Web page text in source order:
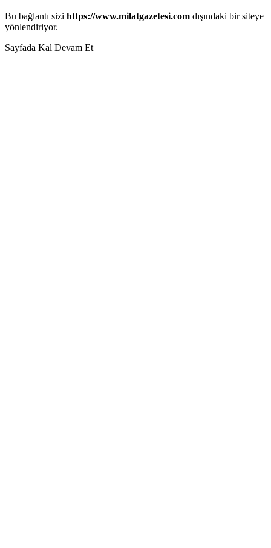
Bu bağlantı sizi https://www.milatgazetesi.com dışındaki bir siteye
yönlendiriyor.
Sayfada Kal Devam Et